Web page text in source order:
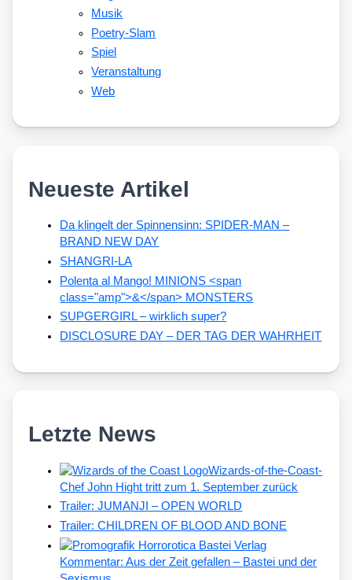
Musik
Poetry-Slam
Spiel
Veranstaltung
Web
Neueste Artikel
Da klingelt der Spinnensinn: SPIDER-MAN –
BRAND NEW DAY
SHANGRI-LA
Polenta al Mango! MINIONS <span
class="amp">&</span> MONSTERS
SUPGERGIRL – wirklich super?
DISCLOSURE DAY – DER TAG DER WAHRHEIT
Letzte News
Wizards-of-the-Coast-
Chef John Hight tritt zum 1. September zurück
Trailer: JUMANJI – OPEN WORLD
Trailer: CHILDREN OF BLOOD AND BONE
Kommentar: Aus der Zeit gefallen – Bastei und der